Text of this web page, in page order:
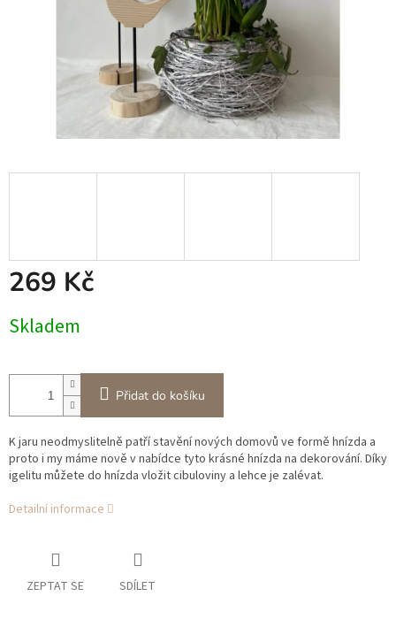
269 Kč
cena:
Skladem
Přidat do košíku
K jaru neodmyslitelně patří stavění nových domovů ve formě hnízda a
proto i my máme nově v nabídce tyto krásné hnízda na dekorování. Díky
igelitu můžete do hnízda vložit cibuloviny a lehce je zalévat.
Detailní informace
ZEPTAT SE SDÍLET